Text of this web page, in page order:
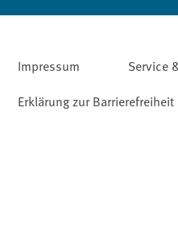
Impressum Service
Erklärung zur Barrierefreiheit